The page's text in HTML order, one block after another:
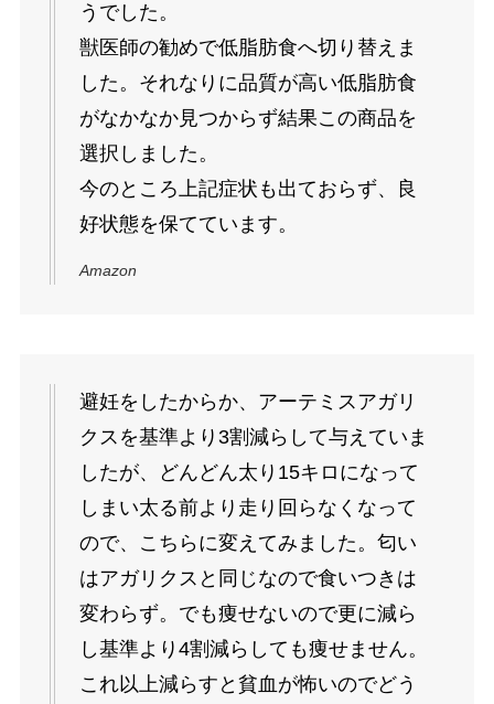
うでした。
獣医師の勧めで低脂肪食へ切り替えま
した。それなりに品質が高い低脂肪食
がなかなか見つからず結果この商品を
選択しました。
今のところ上記症状も出ておらず、良
好状態を保てています。
Amazon
避妊をしたからか、アーテミスアガリ
クスを基準より3割減らして与えていま
したが、どんどん太り15キロになって
しまい太る前より走り回らなくなって
ので、こちらに変えてみました。匂い
はアガリクスと同じなので食いつきは
変わらず。でも痩せないので更に減ら
し基準より4割減らしても痩せません。
これ以上減らすと貧血が怖いのでどう